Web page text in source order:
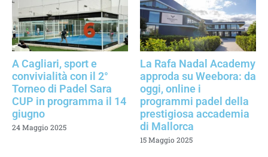
A Cagliari, sport e
convivialità con il 2°
Torneo di Padel Sara
CUP in programma il 14
giugno
24 Maggio 2025
La Rafa Nadal Academy
approda su Weebora: da
oggi, online i
programmi padel della
prestigiosa accademia
di Mallorca
15 Maggio 2025